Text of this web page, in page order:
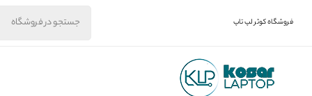
فروشگاه کوثر لپ تاپ